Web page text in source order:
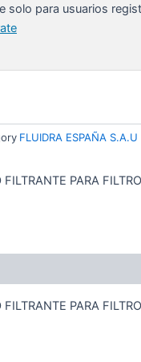
solo para usuarios
FLUIDRA ESPAÑA S.A.U
PARA
PARA